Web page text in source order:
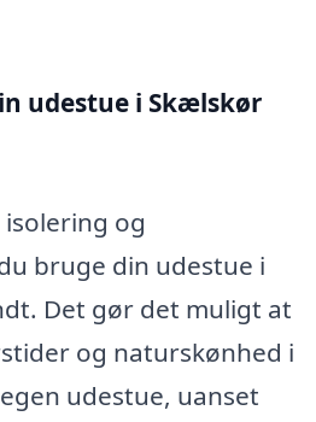
udestue i Skælskør
isolering og
bruge din udestue i
Det gør det muligt at
og naturskønhed i
udestue, uanset